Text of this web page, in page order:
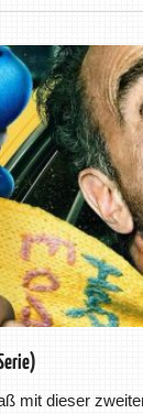
mit dieser